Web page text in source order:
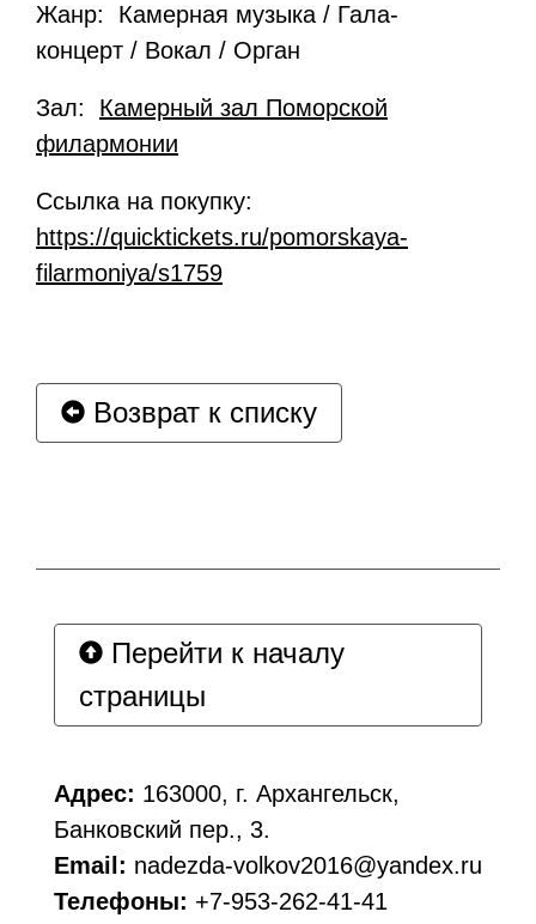
Жанр: Камерная музыка / Гала-
концерт / Вокал / Орган
Зал: Камерный зал Поморской
филармонии
Ссылка на покупку:
https://quicktickets.ru/pomorskaya-
filarmoniya/s1759
Возврат к списку
Перейти к началу
страницы
Адрес: 163000, г. Архангельск,
Банковский пер., 3.
Email: nadezda-volkov2016@yandex.ru
Телефоны: +7-953-262-41-41